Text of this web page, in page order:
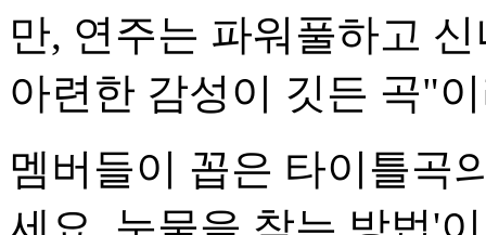
만, 연주는 파워풀하고
아련한 감성이 깃든 곡"
멤버들이 꼽은 타이틀곡